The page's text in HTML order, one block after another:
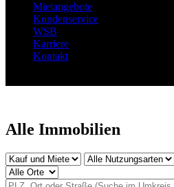
Mietangebote
Kundenservice
WSB
Karriere
Kontakt
Alle Immobilien